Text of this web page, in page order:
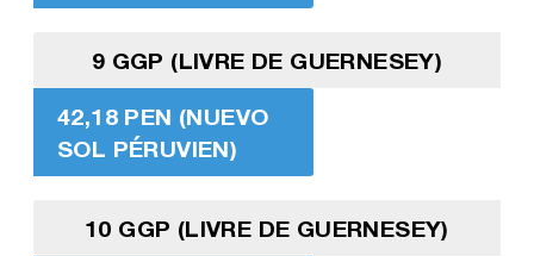
9 GGP (LIVRE DE GUERNESEY)
42,18 PEN (NUEVO
SOL PÉRUVIEN)
10 GGP (LIVRE DE GUERNESEY)